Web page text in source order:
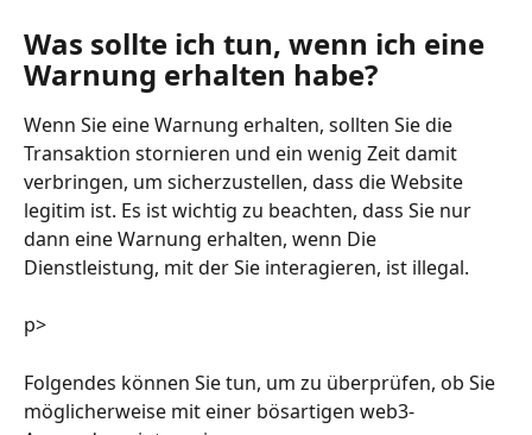
Was sollte ich tun, wenn ich eine
Warnung erhalten habe?
Wenn Sie eine Warnung erhalten, sollten Sie die
Transaktion stornieren und ein wenig Zeit damit
verbringen, um sicherzustellen, dass die Website
legitim ist. Es ist wichtig zu beachten, dass Sie nur
dann eine Warnung erhalten, wenn Die
Dienstleistung, mit der Sie interagieren, ist illegal.
p>
Folgendes können Sie tun, um zu überprüfen, ob Sie
möglicherweise mit einer bösartigen web3-